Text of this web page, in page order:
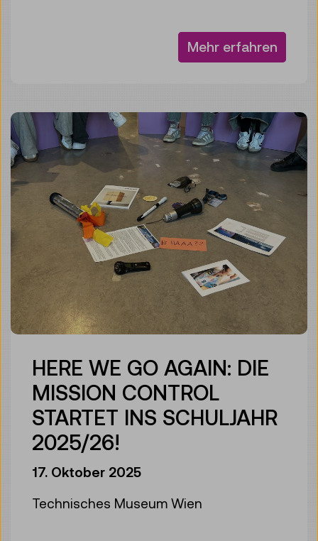
Mehr erfahren
HERE WE GO AGAIN: DIE
MISSION CONTROL
STARTET INS SCHULJAHR
2025/26!
17. Oktober 2025
Technisches Museum Wien